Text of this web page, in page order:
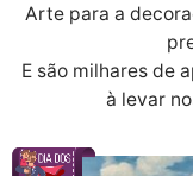
Arte para a
E são milhares de
à levar